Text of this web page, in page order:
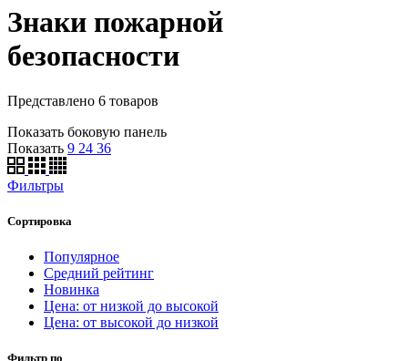
Знаки пожарной
безопасности
Представлено 6 товаров
Показать боковую панель
Показать 9 24 36
Фильтры
Сортировка
Популярное
Средний рейтинг
Новинка
Цена: от низкой до высокой
Цена: от высокой до низкой
Фильтр по